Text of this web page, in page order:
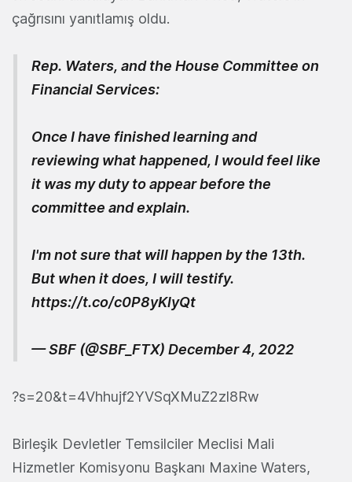
çağrısını yanıtlamış oldu.
Rep. Waters, and the House Committee on
Financial Services:
Once I have finished learning and
reviewing what happened, I would feel like
it was my duty to appear before the
committee and explain.
I'm not sure that will happen by the 13th.
But when it does, I will testify.
https://t.co/c0P8yKlyQt
— SBF (@SBF_FTX) December 4, 2022
?s=20&t=4Vhhujf2YVSqXMuZ2zl8Rw
Birleşik Devletler Temsilciler Meclisi Mali
Hizmetler Komisyonu Başkanı Maxine Waters,